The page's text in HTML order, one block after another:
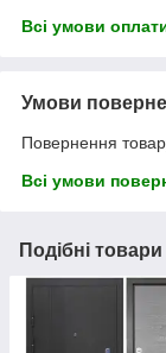
Всі умови
Умови
Повернення
Всі умови
Подібні товари